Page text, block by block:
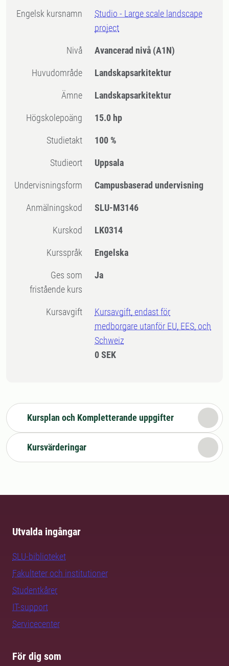
Engelsk kursnamn
Studio - Large scale landscape
project
Nivå Avancerad nivå (A1N)
Huvudområde Landskapsarkitektur
Ämne Landskapsarkitektur
högskolepoäng 15.0 hp
Studietakt 100 %
Studieort Uppsala
Undervisningsform Campusbaserad undervisning
Anmälningskod SLU-M3146
Kurskod LK0314
Kursspråk Engelska
Ges som
fristående kurs
Ja
Kursavgift
Kursavgift, endast för
medborgare utanför EU, EES, och
Schweiz
0 SEK
Kursplan och Kompletterande uppgifter
Kursvärderingar
Utvalda ingångar
SLU-biblioteket
Fakulteter och institutioner
Studentkårer
IT-support
Servicecenter
För dig som